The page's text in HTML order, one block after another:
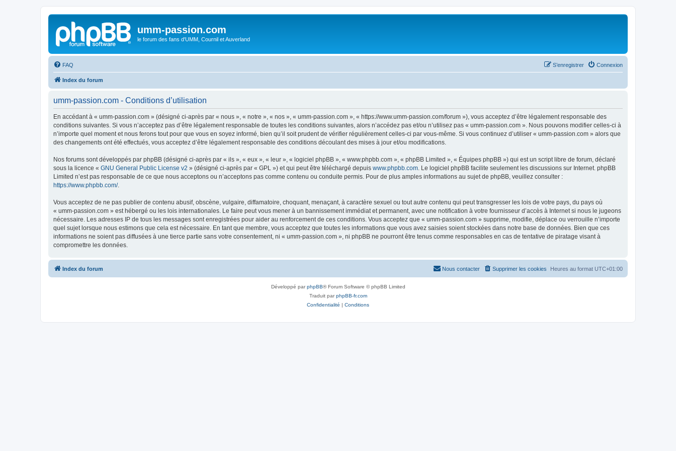
umm-passion.com
le forum des fans d'UMM, Cournil et Auverland
FAQ Connexion
S’enregistrer
Index du forum
umm-passion.com - Conditions d’utilisation
En accédant à « umm-passion.com » (désigné ci-après par « nous », « notre », « nos », « umm-passion.com », « https://www.umm-passion.com/forum »), vous acceptez d’être légalement responsable des
conditions suivantes. Si vous n’acceptez pas d’être légalement responsable de toutes les conditions suivantes, alors n’accédez pas et/ou n’utilisez pas « umm-passion.com ». Nous pouvons modifier celles-ci à
n’importe quel moment et nous ferons tout pour que vous en soyez informé, bien qu’il soit prudent de vérifier régulièrement celles-ci par vous-même. Si vous continuez d’utiliser « umm-passion.com » alors que
des changements ont été effectués, vous acceptez d’être légalement responsable des conditions découlant des mises à jour et/ou modifications.
Nos forums sont développés par phpBB (désigné ci-après par « ils », « eux », « leur », « logiciel phpBB », « www.phpbb.com », « phpBB Limited », « Équipes phpBB ») qui est un script libre de forum, déclaré
sous la licence « GNU General Public License v2 » (désigné ci-après par « GPL ») et qui peut être téléchargé depuis www.phpbb.com . Le logiciel phpBB facilite seulement les discussions sur Internet. phpBB
Limited n’est pas responsable de ce que nous acceptons ou n’acceptons pas comme contenu ou conduite permis. Pour de plus amples informations au sujet de phpBB, veuillez consulter :
https://www.phpbb.com/.
Vous acceptez de ne pas publier de contenu abusif, obscène, vulgaire, diffamatoire, choquant, menaçant, à caractère sexuel ou tout autre contenu qui peut transgresser les lois de votre pays, du pays où
« umm-passion.com » est hébergé ou les lois internationales. Le faire peut vous mener à un bannissement immédiat et permanent, avec une notification à votre fournisseur d’accès à Internet si nous le jugeons
nécessaire. Les adresses IP de tous les messages sont enregistrées pour aider au renforcement de ces conditions. Vous acceptez que « umm-passion.com » supprime, modifie, déplace ou verrouille n’importe
quel sujet lorsque nous estimons que cela est nécessaire. En tant que membre, vous acceptez que toutes les informations que vous avez saisies soient stockées dans notre base de données. Bien que ces
informations ne soient pas diffusées à une tierce partie sans votre consentement, ni « umm-passion.com », ni phpBB ne pourront être tenus comme responsables en cas de tentative de piratage visant à
compromettre les données.
Index du forum Heures au format UTC+01:00
Supprimer les cookies
Nous contacter
Développé parphpBB® Forum Software © phpBB Limited
Traduit parphpBB-fr.com
Confidentialité | Conditions